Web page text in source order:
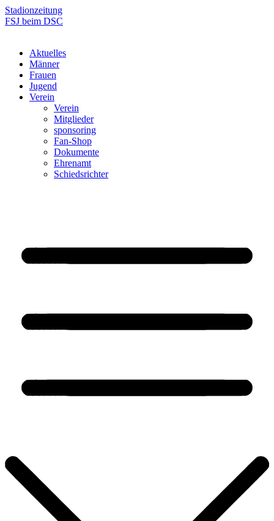
Zum
Inhalt
Stadionzeitung
FSJ beim DSC
Aktuelles
Männer
Frauen
Jugend
Verein
Verein
Mitglieder
sponsoring
Fan-Shop
Dokumente
Ehrenamt
Schiedsrichter